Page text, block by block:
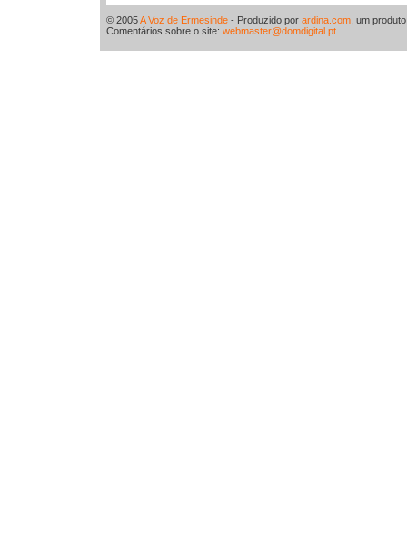
© 2005A Voz de Ermesinde - Produzido por ardina.com , um
Comentários sobre o site: webmaster@domdigital.pt